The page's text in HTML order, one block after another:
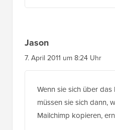
Jason
7. April 2011 um 8:24 Uhr
Wenn sie sich über
müssen sie sich dann,
Mailchimp kopieren,